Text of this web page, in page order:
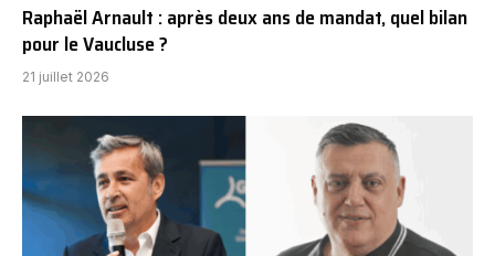
Raphaël Arnault : après deux ans de mandat, quel bilan
pour le Vaucluse ?
21 juillet 2026